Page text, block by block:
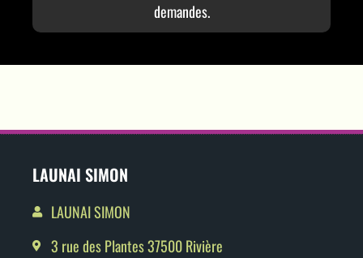
demandes.
LAUNAI SIMON
LAUNAI SIMON
3 rue des Plantes 37500 Rivière